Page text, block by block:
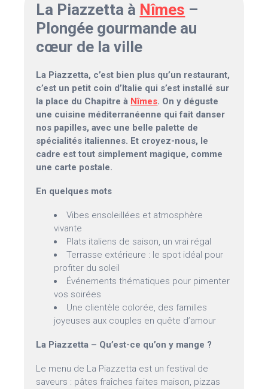
La Piazzetta à Nîmes –
Plongée gourmande au
cœur de la ville
La Piazzetta, c’est bien plus qu’un restaurant,
c’est un petit coin d’Italie qui s’est installé sur
la place du Chapitre à Nîmes. On y déguste
une cuisine méditerranéenne qui fait danser
nos papilles, avec une belle palette de
spécialités italiennes. Et croyez-nous, le
cadre est tout simplement magique, comme
une carte postale.
En quelques mots
Vibes ensoleillées et atmosphère
vivante
Plats italiens de saison, un vrai régal
Terrasse extérieure : le spot idéal pour
profiter du soleil
Événements thématiques pour pimenter
vos soirées
Une clientèle colorée, des familles
joyeuses aux couples en quête d’amour
La Piazzetta – Qu’est-ce qu’on y mange ?
Le menu de La Piazzetta est un festival de
saveurs : pâtes fraîches faites maison, pizzas